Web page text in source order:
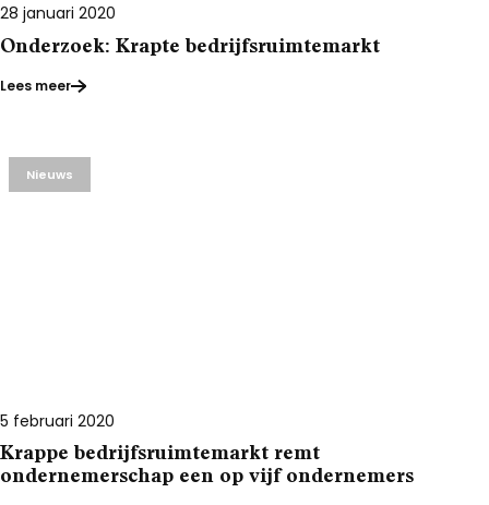
28 januari 2020
Onderzoek: Krapte bedrijfsruimtemarkt
Lees meer
5 februari 2020
Krappe bedrijfsruimtemarkt remt
ondernemerschap een op vijf ondernemers
Nieuws